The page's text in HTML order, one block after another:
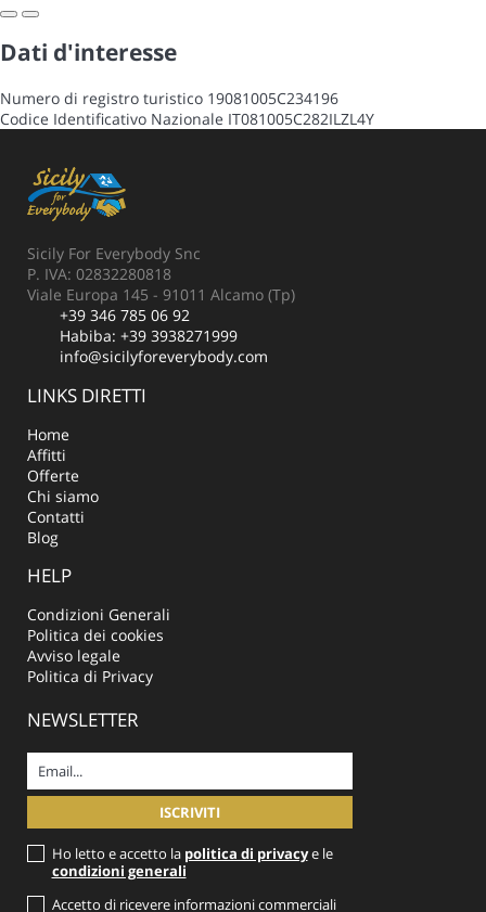
Dati d'interesse
Numero di registro turistico 19081005C234196
Codice Identificativo Nazionale IT081005C282ILZL4Y
Sicily For Everybody Snc
P. IVA: 02832280818
Viale Europa 145 - 91011 Alcamo (Tp)
+39 346 785 06 92
Habiba: +39 3938271999
info@sicilyforeverybody.com
LINKS DIRETTI
Home
Affitti
Offerte
Chi siamo
Contatti
Blog
HELP
Condizioni Generali
Politica dei cookies
Avviso legale
Politica di Privacy
NEWSLETTER
Ho letto e accetto la politica di privacye le
condizioni generali
Accetto di ricevere informazioni commerciali